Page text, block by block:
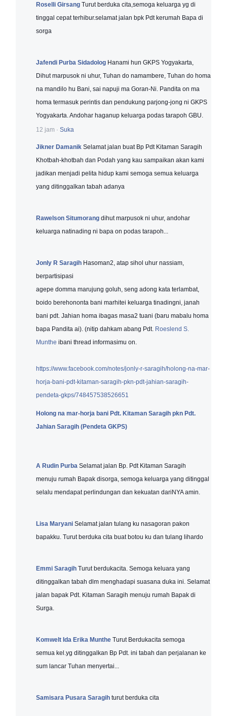
Roselli Girsang Turut berduka cita,semoga keluarga yg di
tinggal cepat terhibur.selamat jalan bpk Pdt kerumah Bapa di
sorga
Jafendi Purba Sidadolog Hanami hun GKPS Yogyakarta,
Dihut marpusok ni uhur, Tuhan do namambere, Tuhan do homa
na mandilo hu Bani, sai napuji ma Goran-Ni. Pandita on ma
homa termasuk perintis dan pendukung parjong-jong ni GKPS
Yogyakarta. Andohar haganup keluarga podas tarapoh GBU.
12 jam ·Suka
Jikner Damanik Selamat jalan buat Bp Pdt Kitaman Saragih
Khotbah-khotbah dan Podah yang kau sampaikan akan kami
jadikan menjadi pelita hidup kami semoga semua keluarga
yang ditinggalkan tabah adanya
Rawelson Situmorang dihut marpusok ni uhur, andohar
keluarga natinading ni bapa on podas tarapoh...
Jonly R Saragih Hasoman2, atap sihol uhur nassiam,
berpartisipasi
agepe domma marujung goluh, seng adong kata terlambat,
boido berehononta bani marhitei keluarga tinadingni, janah
bani pdt. Jahian homa ibagas masa2 tuani (baru mabalu homa
bapa Pandita ai). (nitip dahkam abang Pdt. Roeslend S.
Munthe ibani thread informasimu on.
https://www.facebook.com/notes/jonly-r-saragih/holong-na-mar-
horja-bani-pdt-kitaman-saragih-pkn-pdt-jahian-saragih-
pendeta-gkps/748457538526651
Holong na mar-horja bani Pdt. Kitaman Saragih pkn Pdt.
Jahian Saragih (Pendeta GKPS)
A Rudin Purba Selamat jalan Bp. Pdt Kitaman Saragih
menuju rumah Bapak disorga, semoga keluarga yang ditinggal
selalu mendapat perlindungan dan kekuatan dariNYA amin.
Lisa Maryani Selamat jalan tulang ku nasagoran pakon
bapakku. Turut berduka cita buat botou ku dan tulang lihardo
Emmi Saragih Turut berdukacita. Semoga keluara yang
ditinggalkan tabah dlm menghadapi suasana duka ini. Selamat
jalan bapak Pdt. Kitaman Saragih menuju rumah Bapak di
Surga.
Komwelt Ida Erika Munthe Turut Berdukacita semoga
semua kel.yg ditinggalkan Bp Pdt. ini tabah dan perjalanan ke
sum lancar Tuhan menyertai...
Samisara Pusara Saragih turut berduka cita